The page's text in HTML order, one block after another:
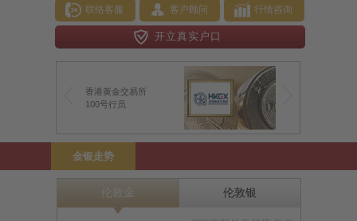
联络客服 客户顾问 行情咨询
开立真实户口
香港黄金交易所
100号行员
金银走势